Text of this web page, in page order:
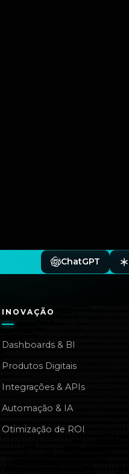
ChatGPT
INOVAÇÃO
Dashboards & BI
Produtos Digitais
Integrações & APIs
Automação & IA
Otimização de ROI